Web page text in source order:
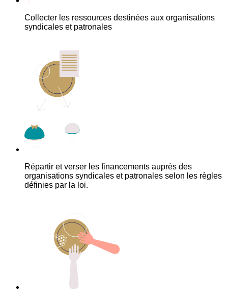
Collecter les ressources destinées aux organisations
syndicales et patronales
Répartir et verser les financements auprès des
organisations syndicales et patronales selon les règles
définies par la loi.